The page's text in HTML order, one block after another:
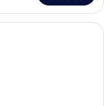
moderne avec un